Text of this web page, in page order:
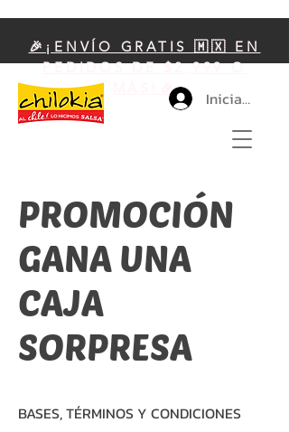
🎉¡ENVÍO GRATIS 🇲🇽 EN
PEDIDOS DE $2,999 O
MÁS!🎉
Iniciar sesión
PROMOCIÓN
GANA UNA
CAJA
SORPRESA
BASES, TÉRMINOS Y CONDICIONES